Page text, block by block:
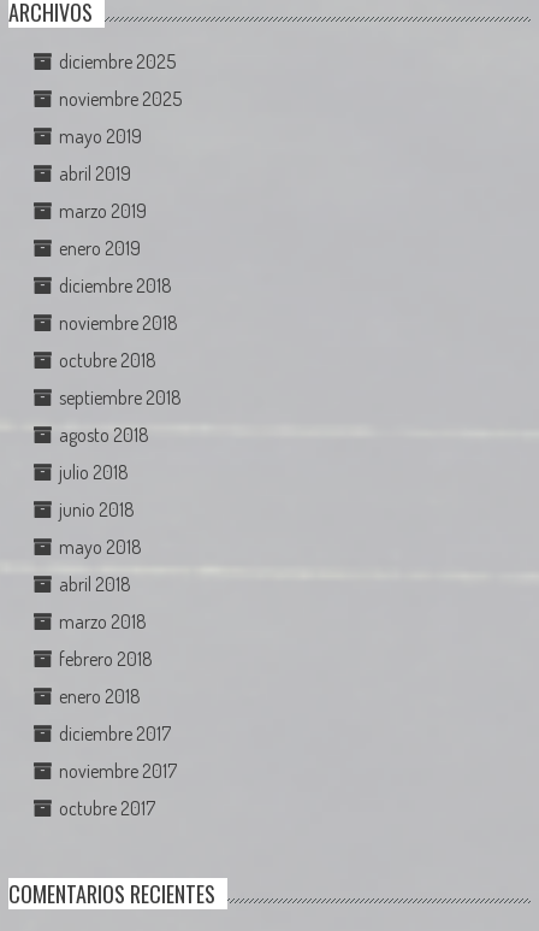
ARCHIVOS
diciembre 2025
noviembre 2025
mayo 2019
abril 2019
marzo 2019
enero 2019
diciembre 2018
noviembre 2018
octubre 2018
septiembre 2018
agosto 2018
julio 2018
junio 2018
mayo 2018
abril 2018
marzo 2018
febrero 2018
enero 2018
diciembre 2017
noviembre 2017
octubre 2017
COMENTARIOS RECIENTES